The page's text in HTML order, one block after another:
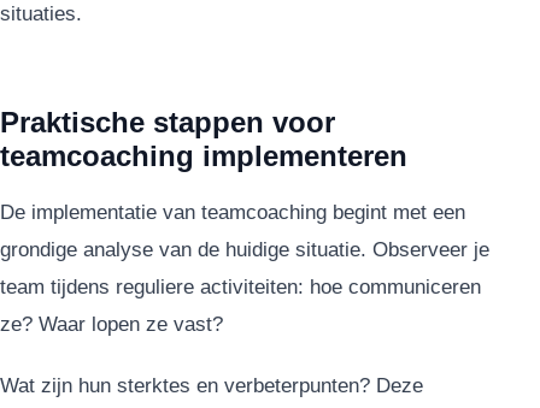
situaties.
Praktische stappen voor
teamcoaching implementeren
De implementatie van teamcoaching begint met een
grondige analyse van de huidige situatie. Observeer je
team tijdens reguliere activiteiten: hoe communiceren
ze? Waar lopen ze vast?
Wat zijn hun sterktes en verbeterpunten? Deze